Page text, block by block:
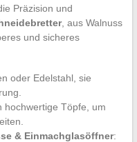
die Präzision und
, aus Walnuss
und sicheres
oder Edelstahl, sie
hochwertige Töpfe, um
& Einmachglasöffner: